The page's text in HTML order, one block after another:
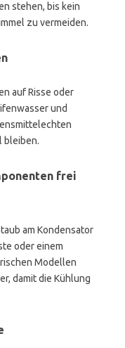
stehen, bis kein
zu vermeiden.
auf Risse oder
und
bleiben.
frei
am Kondensator
oder einem
Modellen
damit die Kühlung